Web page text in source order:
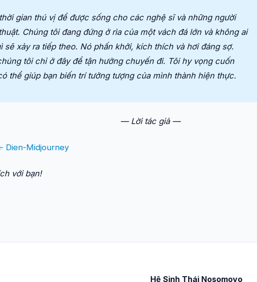
gian thú vị để được sống cho các nghệ sĩ và những người
Chúng tôi đang đứng ở rìa của một vách đá lớn và không ai
sẽ xảy ra tiếp theo. Nó phấn khởi, kích thích và hơi đáng sợ.
tôi chỉ ở đây để tận hưởng chuyến đi. Tôi hy vọng cuốn
thể giúp bạn biến trí tưởng tượng của mình thành hiện thực.
— Lời tác giả —
Dien-Midjourney
với bạn!
Hệ Sinh Thái Nosomovo